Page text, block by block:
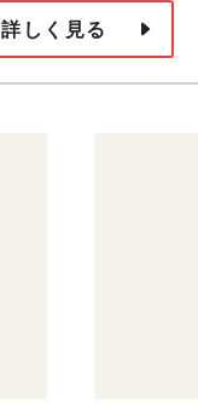
詳しく見る